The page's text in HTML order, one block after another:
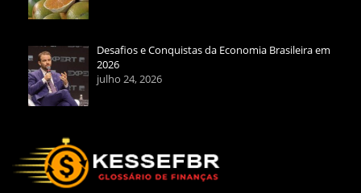
Desafios e Conquistas da Economia Brasileira em
2026
julho 24, 2026